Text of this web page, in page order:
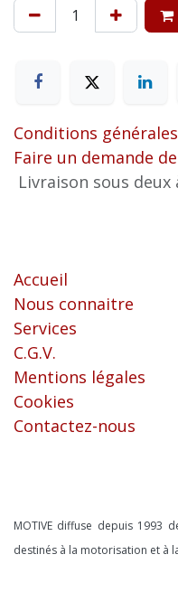
Conditions générales
Faire un demande
Livraison sous
Accueil
Nous connaitre
Services
C.G.V.
Mentions légales
Cookies
Contactez-nous
MOTIVE diffuse depuis 1993
destinés à la motorisation et à